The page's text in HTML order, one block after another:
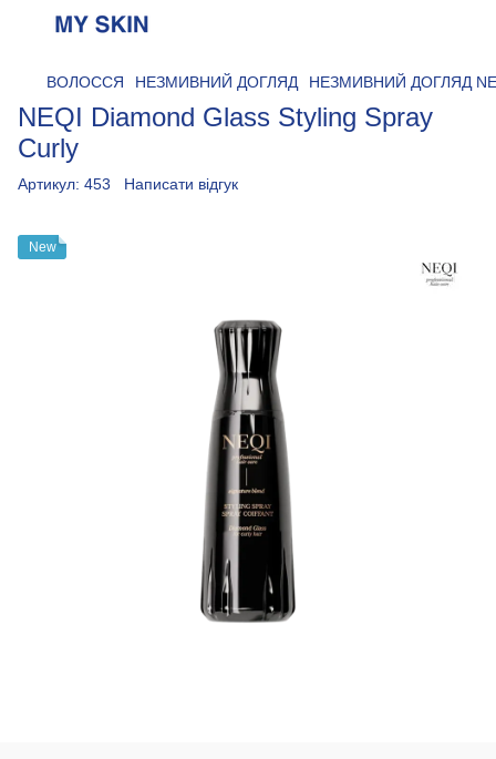
ВОЛОССЯ НЕЗМИВНИЙ ДОГЛЯД НЕЗМИВНИЙ ДОГЛЯД
NEQI Diamond Glass Styling Spray
Curly
Артикул: 453 Написати відгук
New